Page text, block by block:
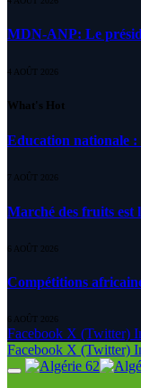
MDN-ANP: Le
4 AOÛT 2026
What's Hot
Education nationale :
7 AOÛT 2026
Marché des fruits est
6 AOÛT 2026
Compétitions
6 AOÛT 2026
Facebook X (Twitter)
Facebook X (Twitter)